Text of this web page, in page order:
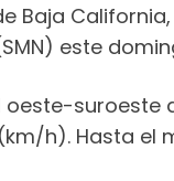
Baja
este
suroeste
h). Hasta